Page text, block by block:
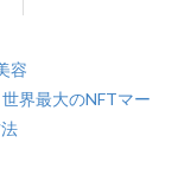
容
界最大のNFTマー